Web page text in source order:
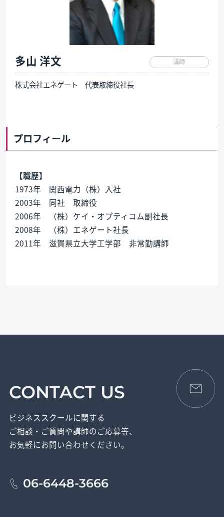
多山 洋文 講師
株式会社エネゲート 代表取締役社長
プロフィール
【職歴】
1973年 関西電力（株）入社
2003年 同社 取締役
2006年 （株）ケイ・オプティコム副社長
2008年 （株）エネゲート社長
2011年 滋賀県立大学工学部 非常勤講師
CONTACT US
ビジネススクールに関する
ご相談・ご質問や講師のご応募等、
お気軽にお問い合わせください。
06-6448-3666